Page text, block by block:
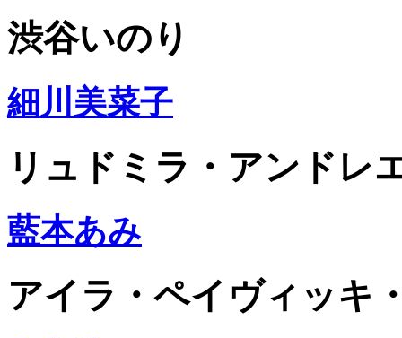
渋谷いのり
細川美菜子
リュドミラ・アンドレ
藍本あみ
アイラ・ペイヴィッキ